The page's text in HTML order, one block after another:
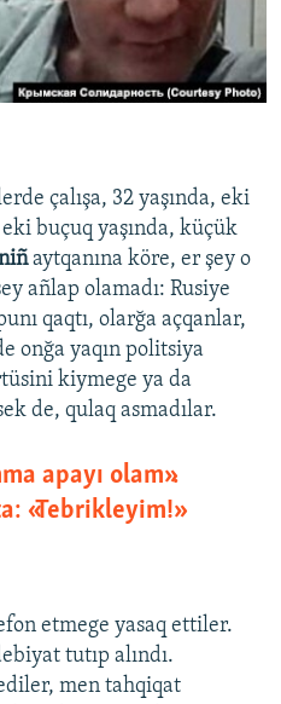
çalışa, 32 yaşında, eki
eki buçuq yaşında, küçük
aytqanına köre, er şey o
añlap olamadı: Rusiye
qaqtı, olarğa açqanlar,
onğa yaqın politsiya
kiymege ya da
de, qulaq asmadılar.
apayı olam».
«Tebrikleyim!»
etmege yasaq ettiler.
tutıp alındı.
men tahqiqat